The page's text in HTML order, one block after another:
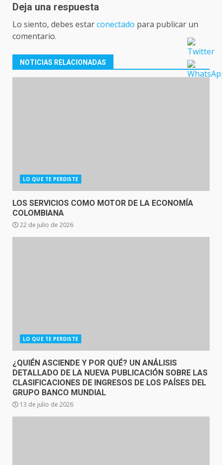
Deja una respuesta
Lo siento, debes estarconectado para publicar un
comentario.
NOTICIAS RELACIONADAS
LO QUE TE PERDISTE
LOS SERVICIOS COMO MOTOR DE LA ECONOMÍA
COLOMBIANA
22 de julio de 2026
LO QUE TE PERDISTE
¿QUIÉN ASCIENDE Y POR QUÉ? UN ANÁLISIS
DETALLADO DE LA NUEVA PUBLICACIÓN SOBRE LAS
CLASIFICACIONES DE INGRESOS DE LOS PAÍSES DEL
GRUPO BANCO MUNDIAL
13 de julio de 2026